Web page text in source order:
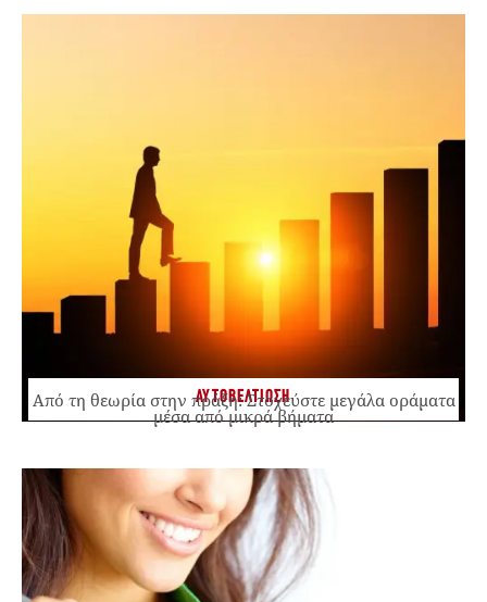
ΑΥΤΟΒΕΛΤΙΩΣΗ
Από τη θεωρία στην πράξη: Στοχεύστε μεγάλα οράματα
μέσα από μικρά βήματα